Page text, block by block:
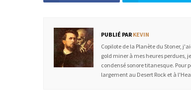
PUBLIÉ PAR KEVIN
Copilote de la Planète du Stoner,
gold miner à mes heures perdues,
condensé sonore titanesque. Pour
largement au Desert Rock et à